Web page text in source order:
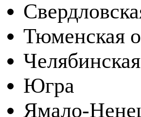
Тюменская
Югра
Ямало-